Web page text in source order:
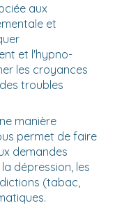
aux
et
et l'hypno-
les croyances
troubles
manière
permet de faire
demandes
dépression, les
(tabac,